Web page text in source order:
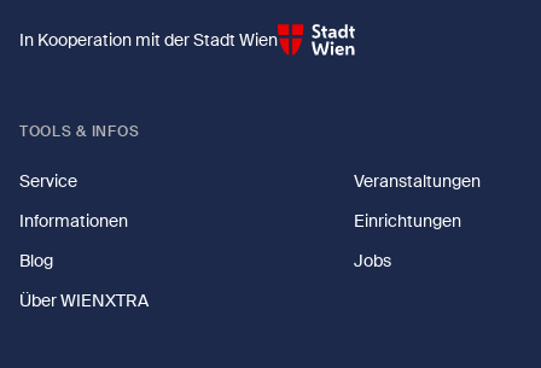
In Kooperation mit der Stadt Wien
TOOLS & INFOS
Service
Veranstaltungen
Informationen
Einrichtungen
Blog
Jobs
Über WIENXTRA